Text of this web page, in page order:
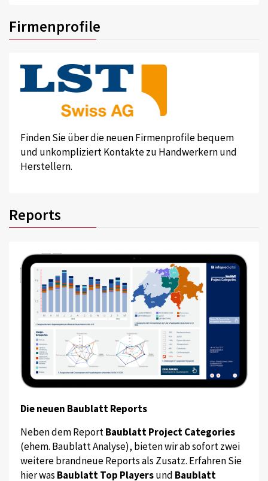
Firmenprofile
Finden Sie über die neuen Firmenprofile bequem
und unkompliziert Kontakte zu Handwerkern und
Herstellern.
Reports
Die neuen Baublatt Reports
Neben dem ReportBaublatt Project Categories
(ehem. Baublatt Analyse), bieten wir ab sofort zwei
weitere brandneue Reports als Zusatz. Erfahren Sie
hier was Baublatt Top Playersund Baublatt